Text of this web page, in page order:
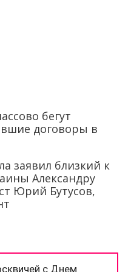
бегут
договоры в
заявил близкий к
Александру
Юрий Бутусов,